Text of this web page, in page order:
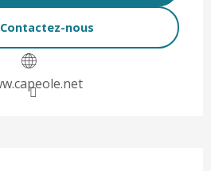
Contactez-nous